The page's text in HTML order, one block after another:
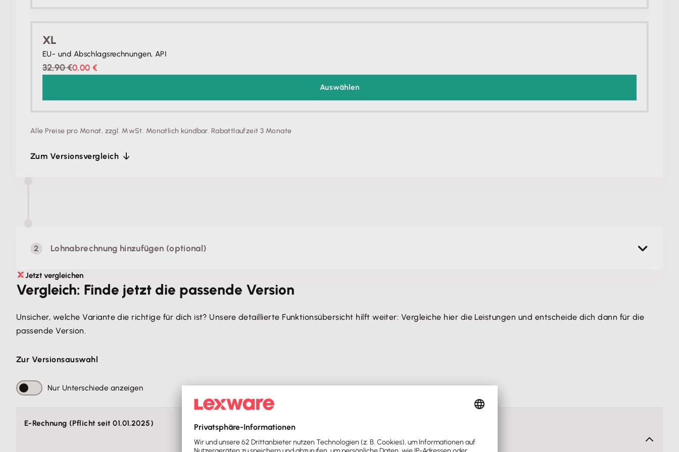
XL
EU- und Abschlagsrechnungen, API
32,90 €0,00 €
Auswählen
Alle Preise pro Monat, zzgl. MwSt. Monatlich kündbar. Rabattlaufzeit 3 Monate
Zum Versionsvergleich
Lohnabrechnung hinzufügen (optional)
Lohn & Gehalt
Einfache, rechtssichere Lohnabrechnung
Alle Preise pro Monat, zzgl. MwSt. Monatlich kündbar.Rabattlaufzeit 3 Monate
Jetzt vergleichen
Vergleich: Finde jetzt die passende Version
Unsicher, welche Variante die richtige für dich ist? Unsere detaillierte Funktionsübersicht hilft weiter: Vergleiche hier die Leistungen und entscheide dich dann für die
passende Version.
Zur Versionsauswahl
Nur Unterschiede anzeigen
E-Rechnung (Pflicht seit 01.01.2025)